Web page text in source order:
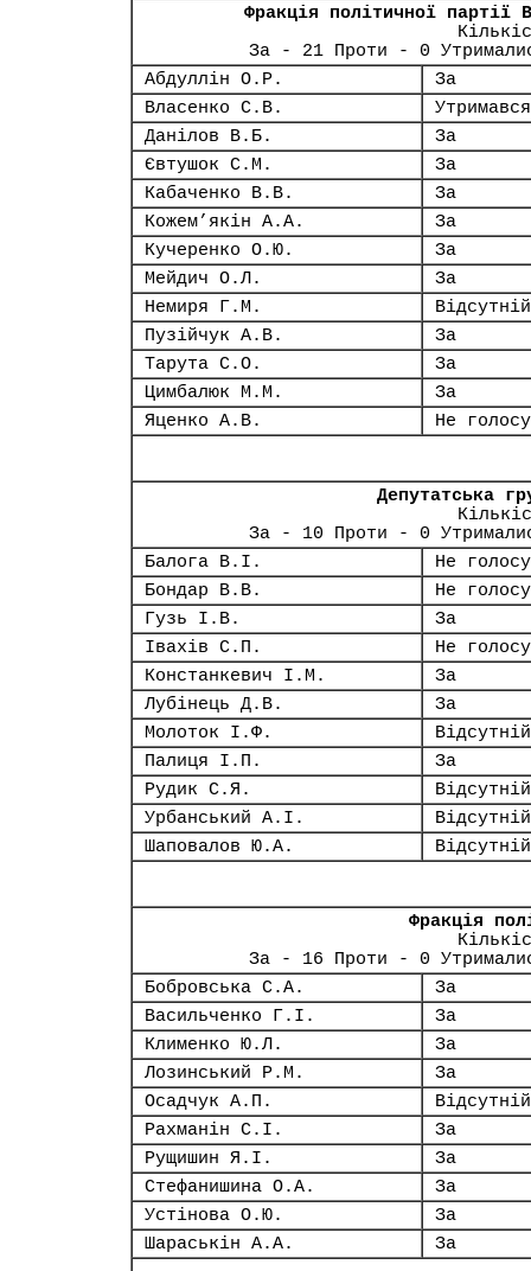
Фракція політичної партії
За - 21 Проти - 0
Абдуллін О.Р.
За
Власенко С.В.
Утримався
Данілов В.Б.
За
Євтушок С.М.
За
Кабаченко В.В.
За
Кожем’якін А.А.
За
Кучеренко О.Ю.
За
Мейдич О.Л.
За
Немиря Г.М.
Відсутній
Пузійчук А.В.
За
Тарута С.О.
За
Цимбалюк М.М.
За
Яценко А.В.
Не
Депутатська
За - 10 Проти - 0
Балога В.І.
Не
Бондар В.В.
Не
Гузь І.В.
За
Івахів С.П.
Не
Констанкевич І.М.
За
Лубінець Д.В.
За
Молоток І.Ф.
Відсутній
Палиця І.П.
За
Рудик С.Я.
Відсутній
Урбанський А.І.
Відсутній
Шаповалов Ю.А.
Відсутній
Фракція
За - 16 Проти - 0
Бобровська С.А.
За
Васильченко Г.І.
За
Клименко Ю.Л.
За
Лозинський Р.М.
За
Осадчук А.П.
Відсутній
Рахманін С.І.
За
Рущишин Я.І.
За
Стефанишина О.А.
За
Устінова О.Ю.
За
Шараськін А.А.
За